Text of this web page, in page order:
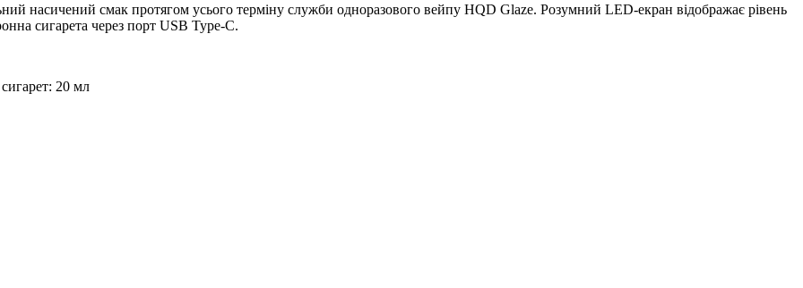
насичений смак протягом усього терміну служби одноразового вейпу HQD Glaze. Розумний LED-екран відображає рівень
сигарета через порт USB Type-C.
20 мл